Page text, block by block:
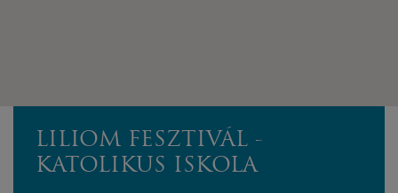
LILIOM FESZTIVÁL -
KATOLIKUS ISKOLA